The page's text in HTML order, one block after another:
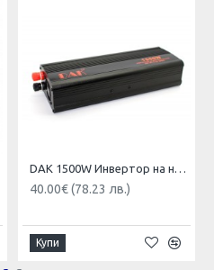
DAK 1500W Инвертор на напрежение 12V / 24V - 220V
40.00€ (78.23 лв.)
Купи